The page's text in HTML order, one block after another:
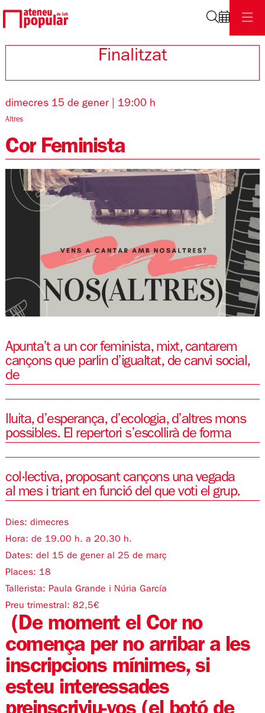
Finalitzat
dimecres 15 de gener 19:00 h
Altres
Cor Feminista
Apunta’t a un cor feminista, mixt, cantarem
cançons que parlin d’igualtat, de canvi social,
de
lluita, d’esperança, d’ecologia, d’altres mons
possibles. El repertori s’escollirà de forma
col·lectiva, proposant cançons una vegada
al mes i triant en funció del que voti el grup.
Dies: dimecres
Hora: de 19.00 h. a 20.30 h.
Dates: del 15 de gener al 25 de març
Places: 18
Tallerista: Paula Grande i Núria García
Preu trimestral: 82,5€
(De moment el Cor no
comença per no arribar a les
inscripcions mínimes, si
esteu interessades